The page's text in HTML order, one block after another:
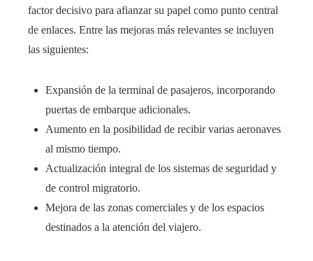
factor decisivo para afianzar su papel como punto central
de enlaces. Entre las mejoras más relevantes se incluyen
las siguientes:
Expansión de la terminal de pasajeros, incorporando
puertas de embarque adicionales.
Aumento en la posibilidad de recibir varias aeronaves
al mismo tiempo.
Actualización integral de los sistemas de seguridad y
de control migratorio.
Mejora de las zonas comerciales y de los espacios
destinados a la atención del viajero.